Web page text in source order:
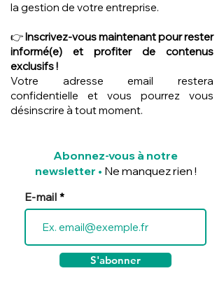
la gestion de votre entreprise.
👉Inscrivez-vous maintenant pour rester
informé(e) et profiter de contenus
exclusifs !
Votre adresse email restera
confidentielle et vous pourrez vous
désinscrire à tout moment.
Abonnez-vous à notre
newsletter • Ne manquez rien !
E-mail
S'abonner